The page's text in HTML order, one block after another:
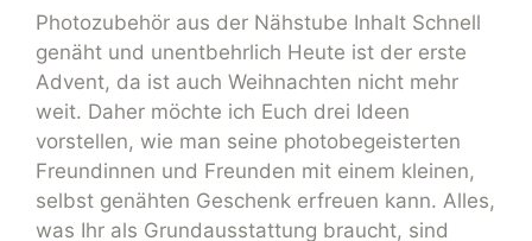
Photozubehör aus der Nähstube Inhalt Schnell
genäht und unentbehrlich Heute ist der erste
Advent, da ist auch Weihnachten nicht mehr
weit. Daher möchte ich Euch drei Ideen
vorstellen, wie man seine photobegeisterten
Freundinnen und Freunden mit einem kleinen,
selbst genähten Geschenk erfreuen kann. Alles,
was Ihr als Grundausstattung braucht, sind